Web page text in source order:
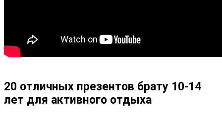
20 отличных презентов брату 10-14
лет для активного отдыха